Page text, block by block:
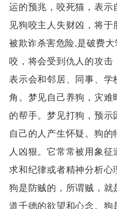
运的预兆，咬死猫，表示
见狗咬主人失财凶，将
被欺诈杀害危险,是破费
咬，将会受到仇人的攻击
表示会和邻居、同事、学
角。梦见自己养狗，灾
的帮手。梦见打狗，预
自己的人产生怀疑。狗
人凶狠。它常常被用象
求和纪律或者精神分析心
狗是防贼的，所谓贼，
道千德的欲望和心念。狗